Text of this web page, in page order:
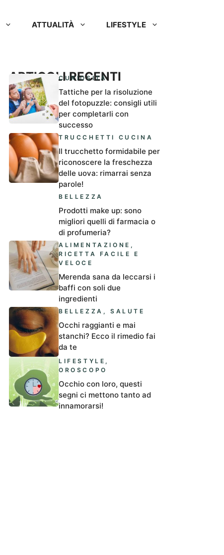
ATTUALITÀ LIFESTYLE
ARTICOLI RECENTI
CURIOSITÀ
Tattiche per la risoluzione
del fotopuzzle: consigli utili
per completarli con
successo
TRUCCHETTI CUCINA
Il trucchetto formidabile per
riconoscere la freschezza
delle uova: rimarrai senza
parole!
BELLEZZA
Prodotti make up: sono
migliori quelli di farmacia o
di profumeria?
ALIMENTAZIONE ,
RICETTA FACILE E
VELOCE
Merenda sana da leccarsi i
baffi con soli due
ingredienti
BELLEZZA ,SALUTE
Occhi raggianti e mai
stanchi? Ecco il rimedio fai
da te
LIFESTYLE ,
OROSCOPO
Occhio con loro, questi
segni ci mettono tanto ad
innamorarsi!